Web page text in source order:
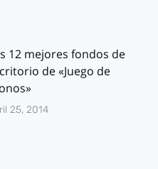
12 mejores fondos de
de «Juego de
25, 2014